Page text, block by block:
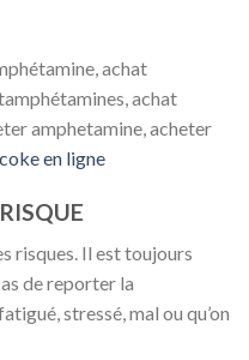
achat
achat
amphetamine, acheter
en ligne
risques. Il est toujours
de reporter la
stressé, mal ou qu’on